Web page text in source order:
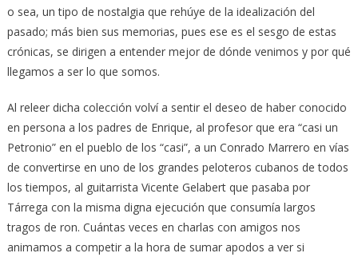
o sea, un tipo de nostalgia que rehúye de la idealización del
pasado; más bien sus memorias, pues ese es el sesgo de estas
crónicas, se dirigen a entender mejor de dónde venimos y por qué
llegamos a ser lo que somos.
Al releer dicha colección volví a sentir el deseo de haber conocido
en persona a los padres de Enrique, al profesor que era “casi un
Petronio” en el pueblo de los “casi”, a un Conrado Marrero en vías
de convertirse en uno de los grandes peloteros cubanos de todos
los tiempos, al guitarrista Vicente Gelabert que pasaba por
Tárrega con la misma digna ejecución que consumía largos
tragos de ron. Cuántas veces en charlas con amigos nos
animamos a competir a la hora de sumar apodos a ver si